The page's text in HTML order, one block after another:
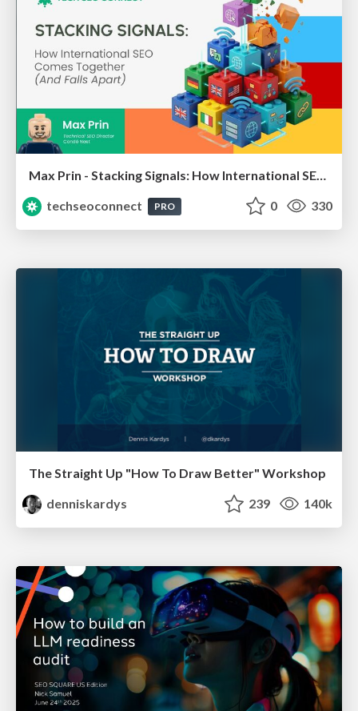
Max Prin - Stacking Signals: How International SEO Comes Together (And Falls Apart)
techseoconnect
PRO 0 330
The Straight Up "How To Draw Better" Workshop
denniskardys
239 140k